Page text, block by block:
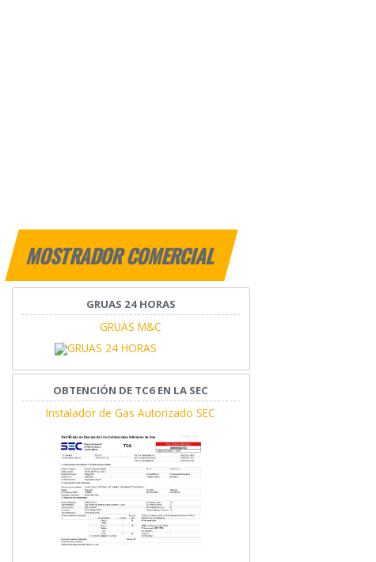
MOSTRADOR COMERCIAL
GRUAS 24 HORAS
GRUAS M&C
OBTENCIÓN DE TC6 EN LA SEC
Instalador de Gas Autorizado SEC